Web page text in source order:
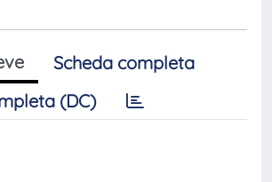
Scheda completa
(DC)